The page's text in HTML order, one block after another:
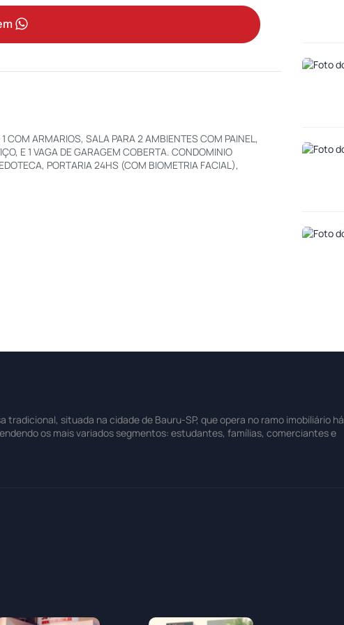
COM ARMARIOS, SALA PARA 2 AMBIENTES COM PAINEL,
E 1 VAGA DE GARAGEM COBERTA. CONDOMINIO
PORTARIA 24HS (COM BIOMETRIA FACIAL),
tradicional, situada na cidade de Bauru-SP, que opera no ramo imobiliário há
os mais variados segmentos: estudantes, famílias, comerciantes e